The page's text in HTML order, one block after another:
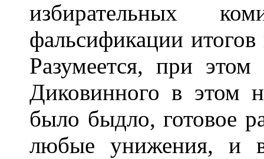
избирательных
фальсификации
Разумеется, при
Диковинного в этом
было быдло, готовое
любые унижения, и